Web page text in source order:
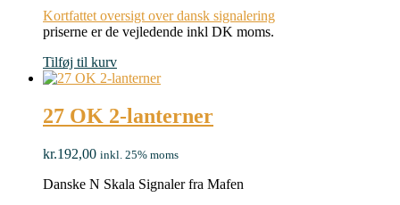
Kortfattet oversigt over dansk signalering
priserne er de vejledende inkl DK moms.
Tilføj til kurv
27 OK 2-lanterner
kr.192,00 inkl. 25% moms
Danske N Skala Signaler fra Mafen